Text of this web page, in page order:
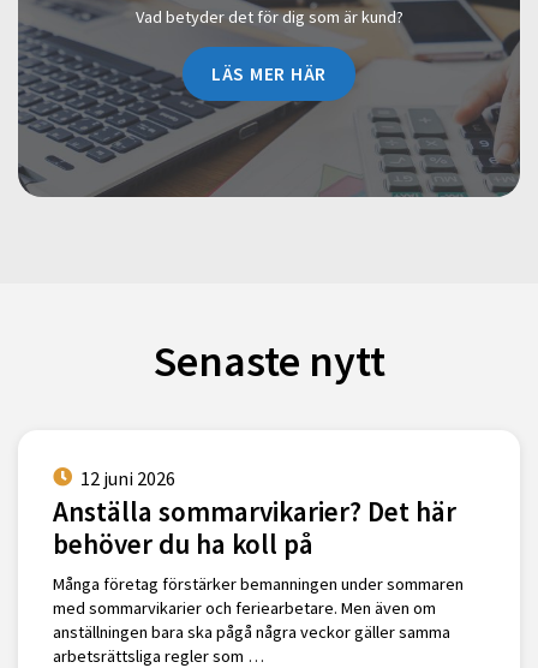
Vad betyder det för dig som är kund?
LÄS MER HÄR
Senaste nytt
12 juni 2026
Anställa sommarvikarier? Det här
behöver du ha koll på
Många företag förstärker bemanningen under sommaren
med sommarvikarier och feriearbetare. Men även om
anställningen bara ska pågå några veckor gäller samma
arbetsrättsliga regler som …